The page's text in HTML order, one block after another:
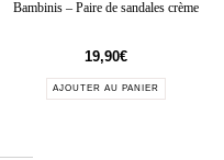
Bambinis – Paire de sandales crème
19,90€
AJOUTER AU PANIER